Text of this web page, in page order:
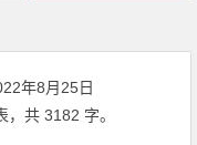
年8月25日
，共 3182 字。